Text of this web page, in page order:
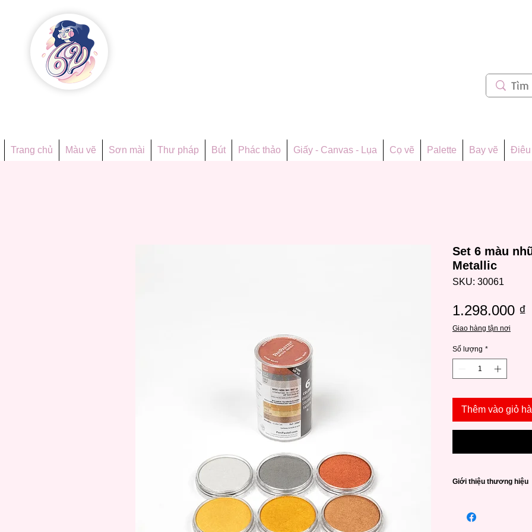
Trang chủ Màu vẽ Sơn mài Thư pháp Bút Phác thảo Giấy - Canvas - Lụa Cọ vẽ Palette Bay vẽ Điêu
Set 6 màu
Metallic
SKU: 30061
1.298.000 ₫
Giao hàng tận nơi
Số lượng *
Thêm vào giỏ
Giới thiệu thương hiệu
các dòng phấn màu